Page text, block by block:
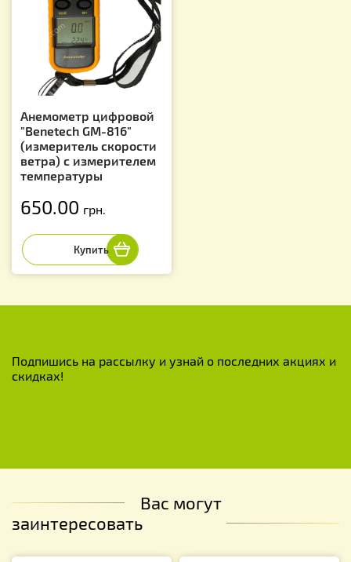
Анемометр цифровой
"Benetech GM-816"
(измеритель скорости
ветра) с измерителем
температуры
650.00 грн.
Подпишись на рассылку и узнай о последних акциях и
скидках!
Вас могут
заинтересовать